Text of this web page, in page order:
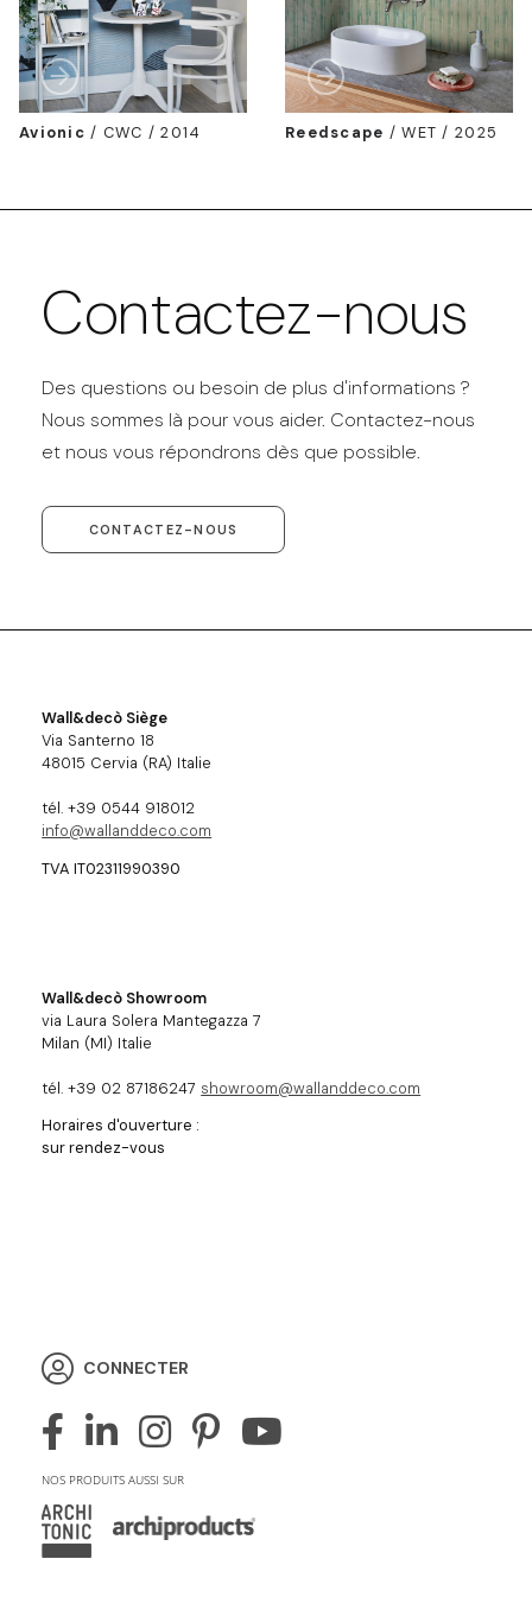
Avionic / CWC / 2014 Reedscape /WET / 2025
Contactez-nous
Des questions ou besoin de plus d'informations ?
Nous sommes là pour vous aider. Contactez-nous
et nous vous répondrons dès que possible.
CONTACTEZ-NOUS
Wall&decò Siège
Via Santerno 18
48015 Cervia (RA) Italie
tél. +39 0544 918012
info@wallanddeco.com
TVA IT02311990390
Wall&decò Showroom
via Laura Solera Mantegazza 7
Milan (MI) Italie
tél. +39 02 87186247 showroom@wallanddeco.com
Horaires d'ouverture :
sur rendez-vous
CONNECTER
NOS PRODUITS AUSSI SUR